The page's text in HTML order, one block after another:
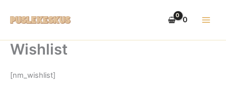
0
Wishlist
[nm_wishlist]